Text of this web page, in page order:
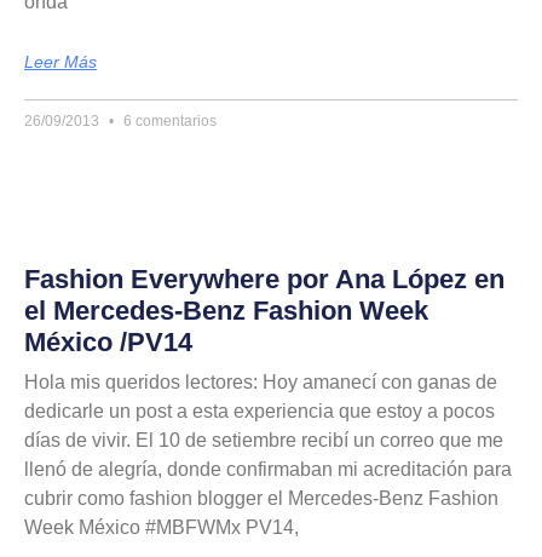
Leer Más
26/09/2013 6 comentarios
Fashion Everywhere por Ana López en
el Mercedes-Benz Fashion Week
México /PV14
Hola mis queridos lectores: Hoy amanecí con ganas de
dedicarle un post a esta experiencia que estoy a pocos
días de vivir. El 10 de setiembre recibí un correo que me
llenó de alegría, donde confirmaban mi acreditación para
cubrir como fashion blogger el Mercedes-Benz Fashion
Week México #MBFWMx PV14,